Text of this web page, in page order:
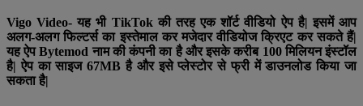
Vigo Video- यह भी TikTok की तरह एक शॉर्ट वीडियो ऐप है| इसमें आप
अलग-अलग फिल्टर्स का इस्तेमाल कर मजेदार वीडियोज क्रिएट कर सकते हैं|
यह ऐप Bytemod नाम की कंपनी का है और इसके करीब 100 मिलियन इंस्टॉल
है| ऐप का साइज 67MB है और इसे प्लेस्टोर से फ्री में डाउनलोड किया जा
सकता है|